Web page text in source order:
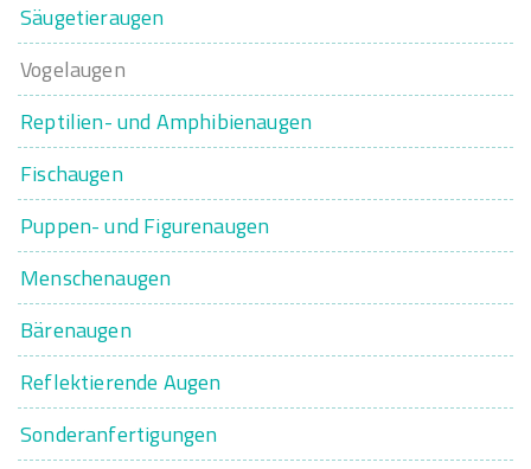
Säugetieraugen
Vogelaugen
Reptilien- und Amphibienaugen
Fischaugen
Puppen- und Figurenaugen
Menschenaugen
Bärenaugen
Reflektierende Augen
Sonderanfertigungen